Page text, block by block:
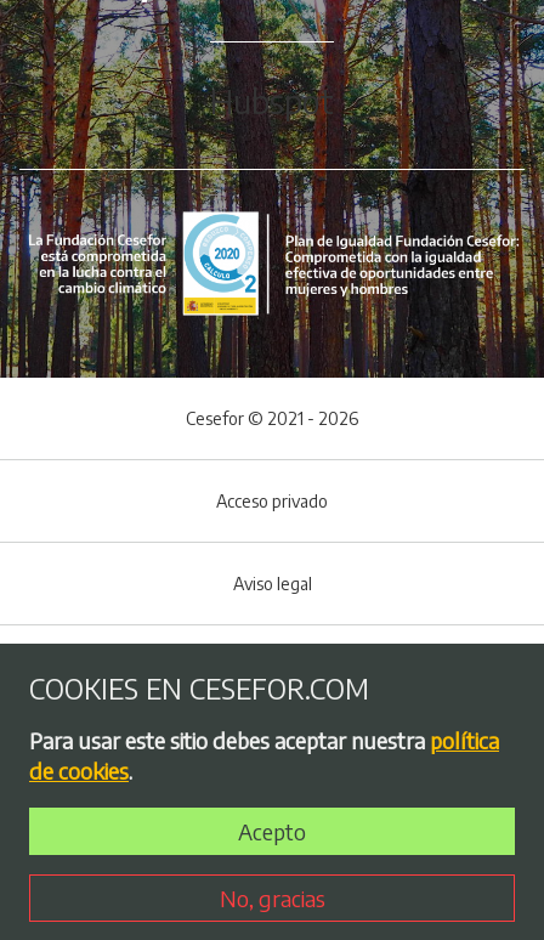
Hubspot
Menú del pie
Cesefor © 2021 - 2026
Acceso privado
Aviso legal
Política de privacidad
Bolsa de empleo
Perfil contratante
COOKIES EN CESEFOR.COM
Para usar este sitio debes aceptar nuestra política
de cookies.
Acepto
No, gracias